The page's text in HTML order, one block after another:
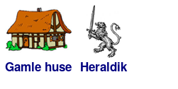
Gamle huse Heraldik